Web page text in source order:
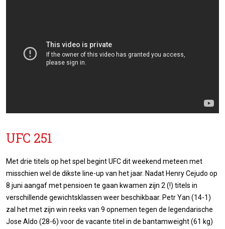
UFC 251
Met drie titels op het spel begint UFC dit weekend meteen met
misschien wel de dikste line-up van het jaar. Nadat Henry Cejudo op
8 juni aangaf met pensioen te gaan kwamen zijn 2 (!) titels in
verschillende gewichtsklassen weer beschikbaar. Petr Yan (14-1)
zal het met zijn win reeks van 9 opnemen tegen de legendarische
Jose Aldo (28-6) voor de vacante titel in de bantamweight (61 kg)